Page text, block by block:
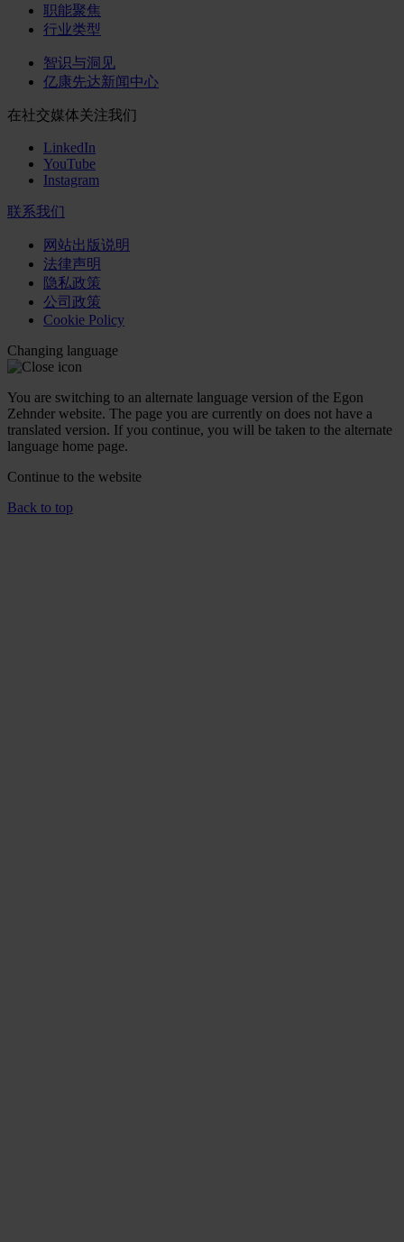
职能聚焦
行业类型
智识与洞见
亿康先达新闻中心
在社交媒体关注我们
LinkedIn
YouTube
Instagram
联系我们
网站出版说明
法律声明
隐私政策
公司政策
Cookie Policy
Changing language
You are switching to an alternate language version of the Egon
Zehnder website. The page you are currently on does not have a
translated version. If you continue, you will be taken to the alternate
language home page.
Continue to the website
Back to top